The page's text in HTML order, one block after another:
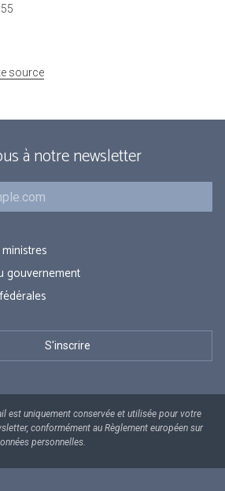
source
à notre newsletter
gouvernement
est uniquement conservée et utilisée pour votre
conformément au Règlement européen sur
personnelles.